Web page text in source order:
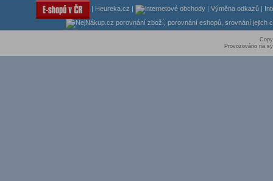
Heureka.cz Výměna odkazů
Provozováno na